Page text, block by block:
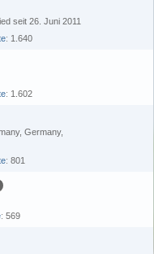
seit 26. Juni 2011
1.640
1.602
Germany
801
569